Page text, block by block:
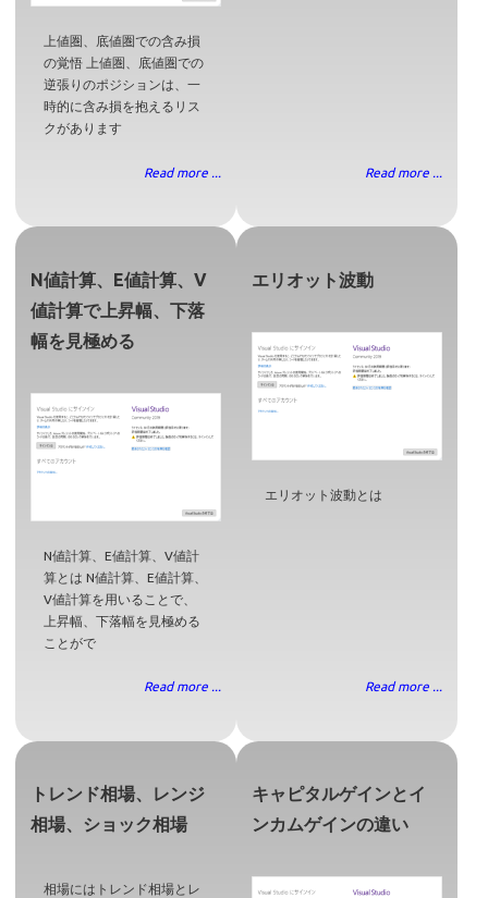
上値圏、底値圏での含み損
の覚悟 上値圏、底値圏での
逆張りのポジションは、一
時的に含み損を抱えるリス
クがあります
Read more ... Read more ...
N値計算、E値計算、V
値計算で上昇幅、下落
幅を見極める
N値計算、E値計算、V値計
算とは N値計算、E値計算、
V値計算を用いることで、
上昇幅、下落幅を見極める
ことがで
Read more ...
エリオット波動
エリオット波動とは
Read more ...
トレンド相場、レンジ
相場、ショック相場
相場にはトレンド相場とレ
キャピタルゲインとイ
ンカムゲインの違い